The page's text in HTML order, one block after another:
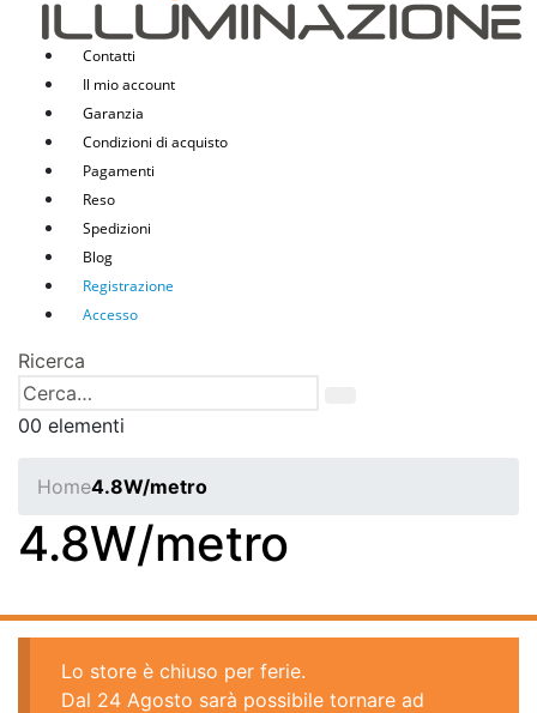
Contatti
Il mio account
Garanzia
Condizioni di acquisto
Pagamenti
Reso
Spedizioni
Blog
Registrazione
Accesso
Ricerca
00 elementi
Home4.8W/metro
4.8W/metro
Lo store è chiuso per ferie.
Dal 24 Agosto sarà possibile tornare ad